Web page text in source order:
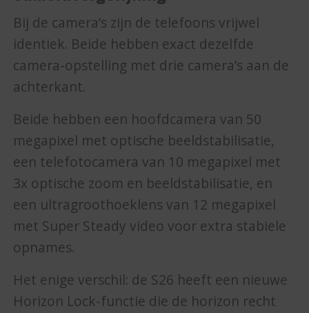
Bij de camera’s zijn de telefoons vrijwel
identiek. Beide hebben exact dezelfde
camera-opstelling met drie camera’s aan de
achterkant.
Beide hebben een hoofdcamera van 50
megapixel met optische beeldstabilisatie,
een telefotocamera van 10 megapixel met
3x optische zoom en beeldstabilisatie, en
een ultragroothoeklens van 12 megapixel
met Super Steady video voor extra stabiele
opnames.
Het enige verschil: de S26 heeft een nieuwe
Horizon Lock-functie die de horizon recht